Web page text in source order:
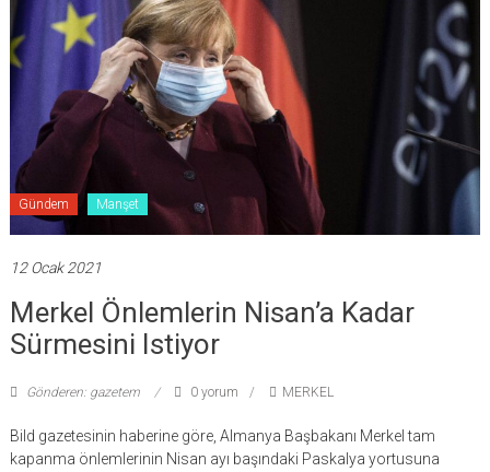
Gündem Manşet
12 Ocak 2021
Merkel Önlemlerin Nisan’a Kadar
Sürmesini Istiyor
Gönderen: gazetem 0 yorum MERKEL
Bild gazetesinin haberine göre, Almanya Başbakanı Merkel tam
kapanma önlemlerinin Nisan ayı başındaki Paskalya yortusuna